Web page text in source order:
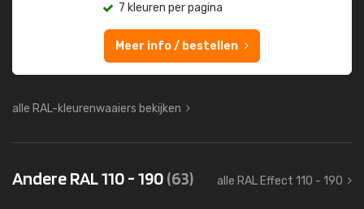
7 kleuren per pagina
Meer info / bestellen
alle RAL-kleurenwaaiers bekijken
Andere RAL 110 - 190(63) alle RAL Effect 110 - 190